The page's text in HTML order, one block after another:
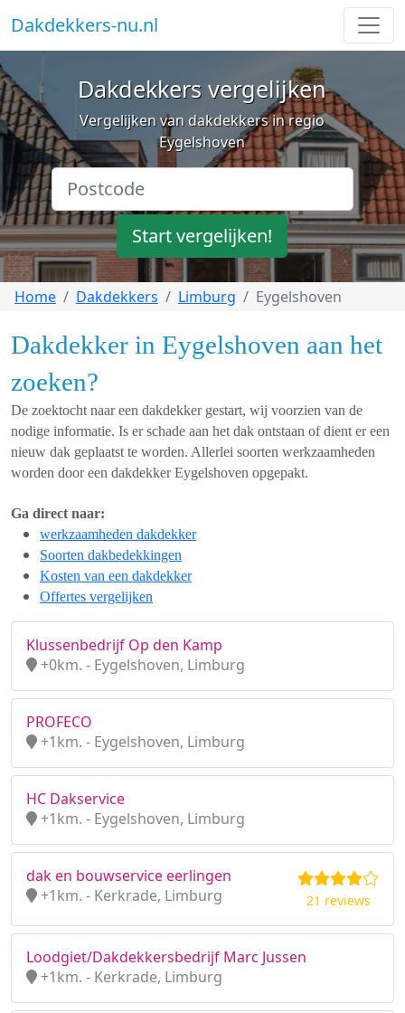
Dakdekkers-nu.nl
Dakdekkers vergelijken
Vergelijken van dakdekkers in regio
Eygelshoven
Start vergelijken!
Home Dakdekkers Limburg Eygelshoven
Dakdekker in Eygelshoven aan het
zoeken?
De zoektocht naar een dakdekker gestart, wij voorzien van de
nodige informatie. Is er schade aan het dak ontstaan of dient er een
nieuw dak geplaatst te worden. Allerlei soorten werkzaamheden
worden door een dakdekker Eygelshoven opgepakt.
Ga direct naar:
werkzaamheden dakdekker
Soorten dakbedekkingen
Kosten van een dakdekker
Offertes vergelijken
Klussenbedrijf Op den Kamp
+0km. - Eygelshoven, Limburg
PROFECO
+1km. - Eygelshoven, Limburg
HC Dakservice
+1km. - Eygelshoven, Limburg
dak en bouwservice eerlingen
+1km. - Kerkrade, Limburg
21 reviews
Loodgiet/Dakdekkersbedrijf Marc Jussen
+1km. - Kerkrade, Limburg